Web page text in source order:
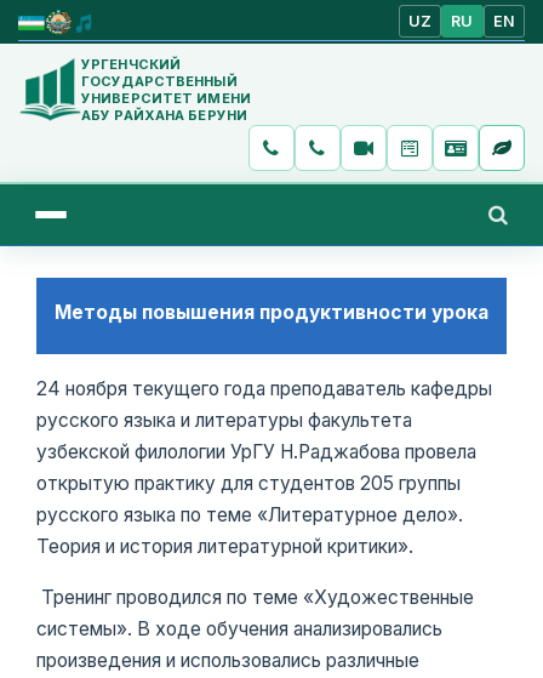
UZ RU EN
УРГЕНЧСКИЙ
ГОСУДАРСТВЕННЫЙ
УНИВЕРСИТЕТ ИМЕНИ
АБУ РАЙХАНА БЕРУНИ
Методы повышения продуктивности урока
24 ноября текущего года преподаватель кафедры
русского языка и литературы факультета
узбекской филологии УрГУ Н.Раджабова провела
открытую практику для студентов 205 группы
русского языка по теме «Литературное дело».
Теория и история литературной критики».
Тренинг проводился по теме «Художественные
системы». В ходе обучения анализировались
произведения и использовались различные